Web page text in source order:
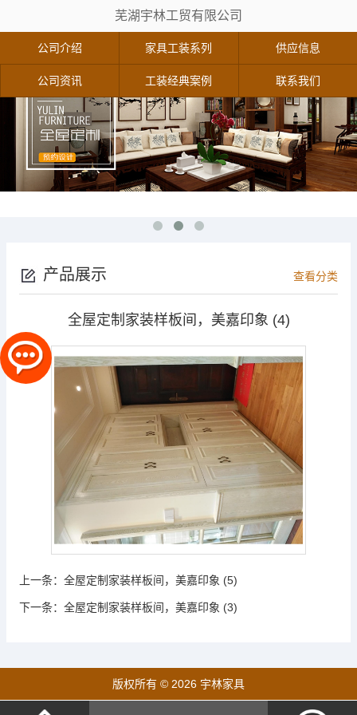
芜湖宇林工贸有限公司
公司介绍 家具工装系列 供应信息
公司资讯 工装经典案例 联系我们
产品展示 查看分类
全屋定制家装样板间，美嘉印象 (4)
上一条： 全屋定制家装样板间，美嘉印象 (5)
下一条： 全屋定制家装样板间，美嘉印象 (3)
版权所有 © 2026 宇林家具